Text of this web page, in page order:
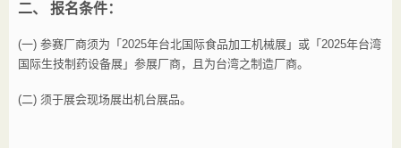
二、 报名条件：
(一) 参赛厂商须为「2025年台北国际食品加工机械展」或「2025年台湾
国际生技制药设备展」参展厂商，且为台湾之制造厂商。
(二) 须于展会现场展出机台展品。